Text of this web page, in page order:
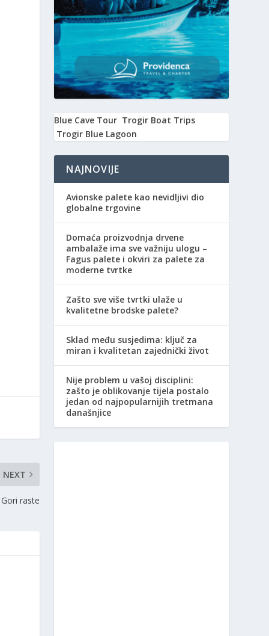
NEXT
raste
Blue Cave Tour Trogir Boat Trips
Trogir Blue Lagoon
NAJNOVIJE
Avionske palete kao nevidljivi dio
globalne trgovine
Domaća proizvodnja drvene
ambalaže ima sve važniju ulogu –
Fagus palete i okviri za palete za
moderne tvrtke
Zašto sve više tvrtki ulaže u
kvalitetne brodske palete?
Sklad među susjedima: ključ za
miran i kvalitetan zajednički život
Nije problem u vašoj disciplini:
zašto je oblikovanje tijela postalo
jedan od najpopularnijih tretmana
današnjice